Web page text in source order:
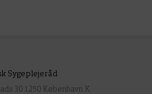
Sygeplejeråd
30 1250 København K